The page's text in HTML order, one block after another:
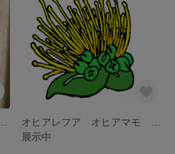
展示中